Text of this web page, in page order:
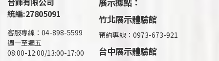
統編:27805091
客服專線：04-898-5599
週一至週五
08:00-12:00/13:00-17:00
竹北展示體驗館
預約專線：0973-673-921
台中展示體驗館